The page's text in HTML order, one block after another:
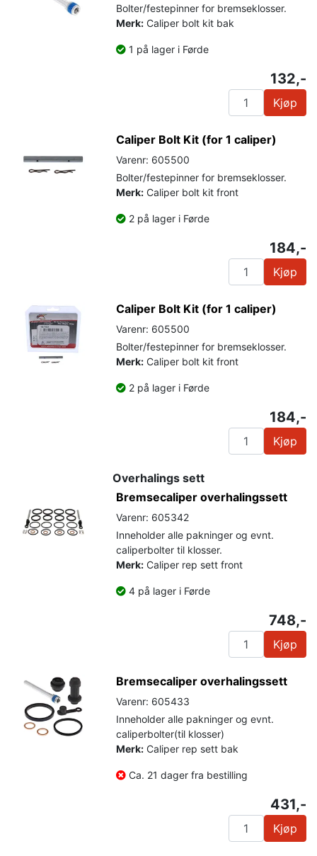
Bolter/festepinner for bremseklosser.
Merk: Caliper bolt kit bak
1 på lager i Førde
132,-
Kjøp
Caliper Bolt Kit (for 1 caliper)
Varenr: 605500
Bolter/festepinner for bremseklosser.
Merk: Caliper bolt kit front
2 på lager i Førde
184,-
Kjøp
Caliper Bolt Kit (for 1 caliper)
Varenr: 605500
Bolter/festepinner for bremseklosser.
Merk: Caliper bolt kit front
2 på lager i Førde
184,-
Kjøp
Overhalings sett
Bremsecaliper overhalingssett
Varenr: 605342
Inneholder alle pakninger og evnt.
caliperbolter til klosser.
Merk: Caliper rep sett front
4 på lager i Førde
748,-
Kjøp
Bremsecaliper overhalingssett
Varenr: 605433
Inneholder alle pakninger og evnt.
caliperbolter(til klosser)
Merk: Caliper rep sett bak
Ca. 21 dager fra bestilling
431,-
Kjøp